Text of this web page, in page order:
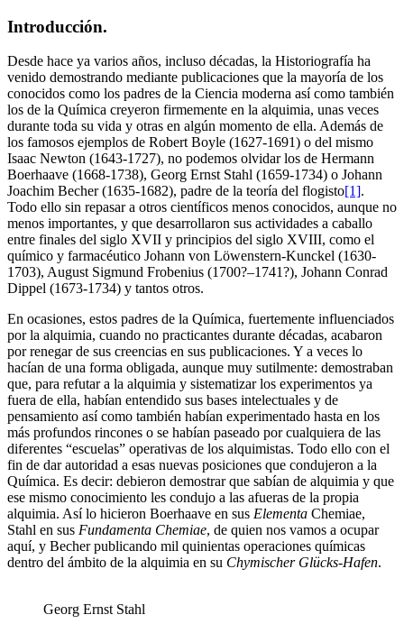
Introducción.
Desde hace ya varios años, incluso décadas, la Historiografía ha
venido demostrando mediante publicaciones que la mayoría de los
conocidos como los padres de la Ciencia moderna así como también
los de la Química creyeron firmemente en la alquimia, unas veces
durante toda su vida y otras en algún momento de ella. Además de
los famosos ejemplos de Robert Boyle (1627-1691) o del mismo
Isaac Newton (1643-1727), no podemos olvidar los de Hermann
Boerhaave (1668-1738), Georg Ernst Stahl (1659-1734) o Johann
Joachim Becher (1635-1682), padre de la teoría del flogisto[1].
Todo ello sin repasar a otros científicos menos conocidos, aunque no
menos importantes, y que desarrollaron sus actividades a caballo
entre finales del siglo XVII y principios del siglo XVIII, como el
químico y farmacéutico Johann von Löwenstern-Kunckel (1630-
1703), August Sigmund Frobenius (1700?–1741?), Johann Conrad
Dippel (1673-1734) y tantos otros.
En ocasiones, estos padres de la Química, fuertemente influenciados
por la alquimia, cuando no practicantes durante décadas, acabaron
por renegar de sus creencias en sus publicaciones. Y a veces lo
hacían de una forma obligada, aunque muy sutilmente: demostraban
que, para refutar a la alquimia y sistematizar los experimentos ya
fuera de ella, habían entendido sus bases intelectuales y de
pensamiento así como también habían experimentado hasta en los
más profundos rincones o se habían paseado por cualquiera de las
diferentes “escuelas” operativas de los alquimistas. Todo ello con el
fin de dar autoridad a esas nuevas posiciones que condujeron a la
Química. Es decir: debieron demostrar que sabían de alquimia y que
ese mismo conocimiento les condujo a las afueras de la propia
alquimia. Así lo hicieron Boerhaave en sus Elementa Chemiae,
Stahl en sus Fundamenta Chemiae, de quien nos vamos a ocupar
aquí, y Becher publicando mil quinientas operaciones químicas
dentro del ámbito de la alquimia en su Chymischer Glücks-Hafen.
Georg Ernst Stahl